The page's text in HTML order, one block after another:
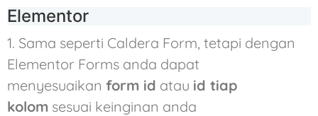
Elementor
1. Sama seperti Caldera Form, tetapi dengan
Elementor Forms anda dapat
menyesuaikan form id atau id tiap
kolom sesuai keinginan anda